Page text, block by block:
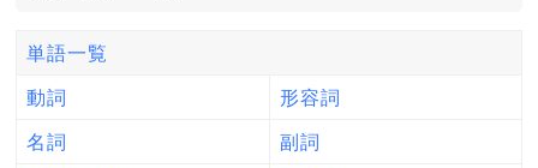
単語一覧
動詞 形容詞
名詞 副詞